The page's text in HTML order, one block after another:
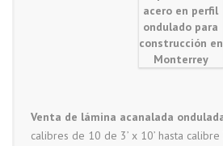
Venta de lámina acanalada
calibres de 10 de 3’ x 10’ hasta calibre